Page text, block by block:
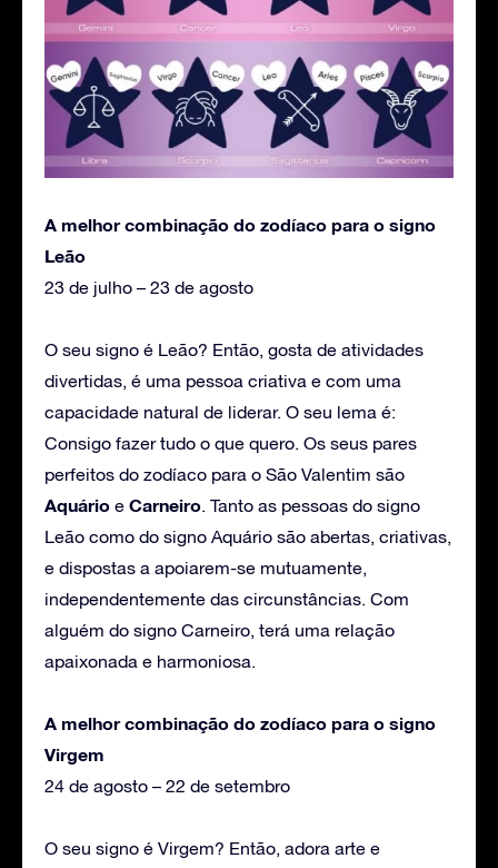
A melhor combinação do zodíaco para o signo
Leão
23 de julho – 23 de agosto
O seu signo é Leão? Então, gosta de atividades
divertidas, é uma pessoa criativa e com uma
capacidade natural de liderar. O seu lema é:
Consigo fazer tudo o que quero. Os seus pares
perfeitos do zodíaco para o São Valentim são
Aquário e Carneiro. Tanto as pessoas do signo
Leão como do signo Aquário são abertas, criativas,
e dispostas a apoiarem-se mutuamente,
independentemente das circunstâncias. Com
alguém do signo Carneiro, terá uma relação
apaixonada e harmoniosa.
A melhor combinação do zodíaco para o signo
Virgem
24 de agosto – 22 de setembro
O seu signo é Virgem? Então, adora arte e